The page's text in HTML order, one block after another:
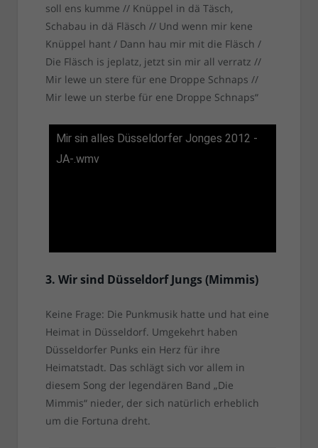
soll ens kumme // Knüppel in dä Täsch,
Schabau in dä Fläsch // Und wenn mir kene
Knüppel hant / Dann hau mir mit die Fläsch /
Die Fläsch is jeplatz, jetzt sin mir all verratz //
Mir lewe un stere für ene Droppe Schnaps //
Mir lewe un sterbe für ene Droppe Schnaps“
Mir sin alles Düsseldorfer Jonges 2012 -
JA-.wmv
3. Wir sind Düsseldorf Jungs (Mimmis)
Keine Frage: Die Punkmusik hatte und hat eine
Heimat in Düsseldorf. Umgekehrt haben
Düsseldorfer Punks ein Herz für ihre
Heimatstadt. Das schlägt sich vor allem in
diesem Song der legendären Band „Die
Mimmis“ nieder, der sich natürlich erheblich
um die Fortuna dreht.